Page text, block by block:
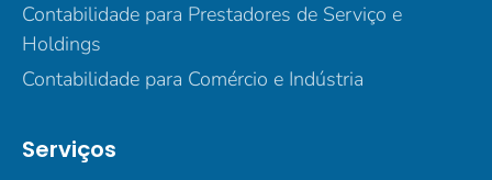
Contabilidade para Prestadores de Serviço e
Holdings
Contabilidade para Comércio e Indústria
Serviços